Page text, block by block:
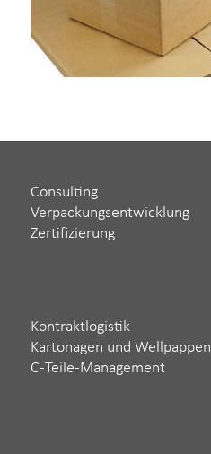
Consulting
Verpackungsentwicklung
Zertifizierung
Kontraktlogistik
Kartonagen und Wellpappen
C-Teile-Management